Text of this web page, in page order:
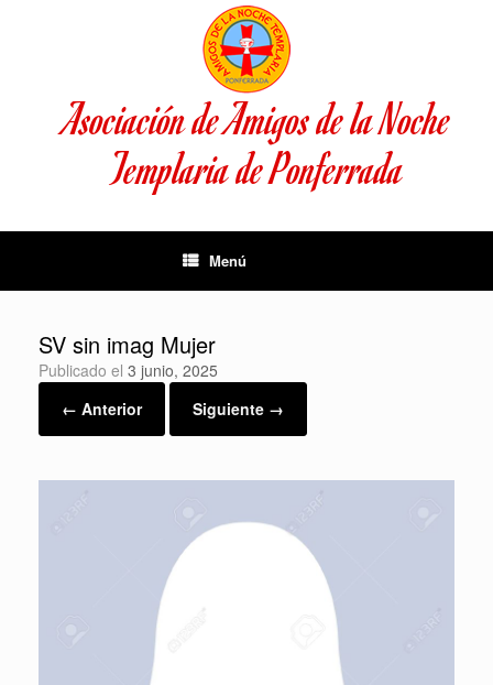
Asociación de Amigos de la Noche
Templaria de Ponferrada
Menú
SV sin imag Mujer
Publicado el 3 junio, 2025
← Anterior
Siguiente →